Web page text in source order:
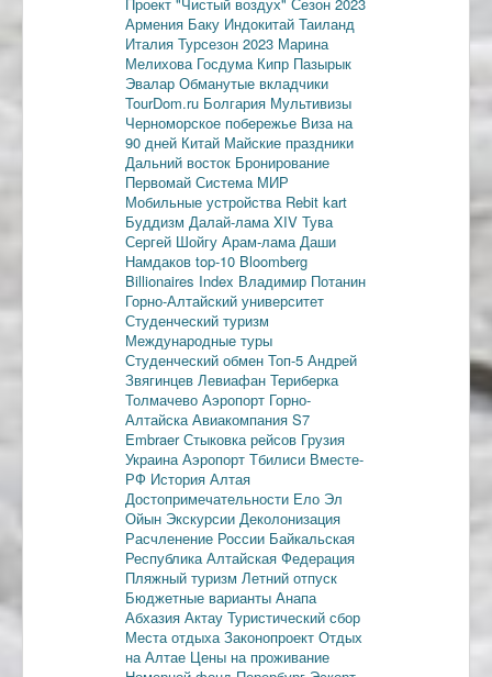
Армения Баку Индокитай Таиланд
Италия Турсезон 2023 Марина
Мелихова Госдума Кипр Пазырык
Эвалар Обманутые вкладчики
TourDom.ru Болгария Мультивизы
Черноморское побережье Виза на
90 дней Китай Майские праздники
Дальний восток Бронирование
Первомай Система МИР
Мобильные устройства Rebit kart
Буддизм Далай-лама XIV Тува
Сергей Шойгу Арам-лама Даши
Намдаков top-10 Bloomberg
Billionaires Index Владимир Потанин
Горно-Алтайский университет
Студенческий туризм
Международные туры
Студенческий обмен Топ-5 Андрей
Звягинцев Левиафан Териберка
Толмачево Аэропорт Горно-
Алтайска Авиакомпания S7
EmbraerСтыковка рейсов Грузия
Украина Аэропорт Тбилиси Вместе-
РФ История Алтая
Достопримечательности Ело Эл
Ойын Экскурсии Деколонизация
Расчленение России Байкальская
Республика Алтайская Федерация
Пляжный туризм Летний отпуск
Бюджетные варианты Анапа
Абхазия Актау Туристический сбор
Места отдыха Законопроект Отдых
на Алтае Цены на проживание